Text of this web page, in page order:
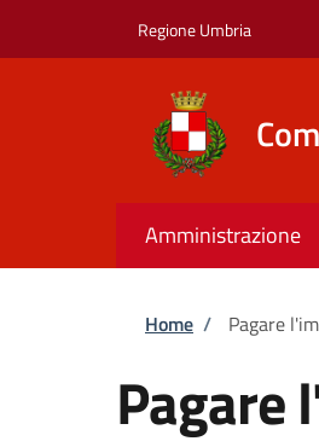
Regione Umbria
Amministrazione
Briciole
Home / Pagare
Pagare